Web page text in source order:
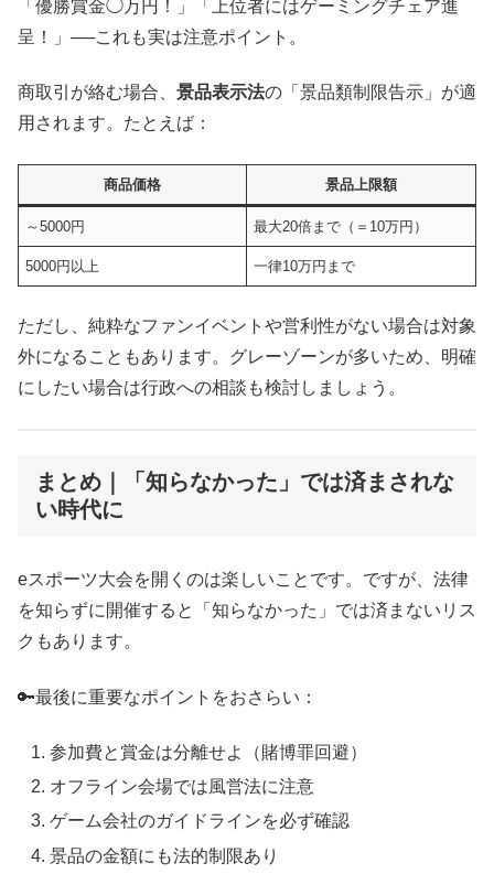
「優勝賞金◯万円！」「上位者にはゲーミングチェア進
呈！」──これも実は注意ポイント。
商取引が絡む場合、 景品表示法の「景品類制限告示」が適
用されます。たとえば：
商品価格 景品上限額
～5000円 最大20倍まで（＝10万円）
5000円以上 一律10万円まで
ただし、純粋なファンイベントや営利性がない場合は対象
外になることもあります。グレーゾーンが多いため、明確
にしたい場合は行政への相談も検討しましょう。
まとめ｜「知らなかった」では済まされな
い時代に
eスポーツ大会を開くのは楽しいことです。ですが、法律
を知らずに開催すると「知らなかった」では済まないリス
クもあります。
🔑最後に重要なポイントをおさらい：
参加費と賞金は分離せよ（賭博罪回避）
オフライン会場では風営法に注意
ゲーム会社のガイドラインを必ず確認
景品の金額にも法的制限あり